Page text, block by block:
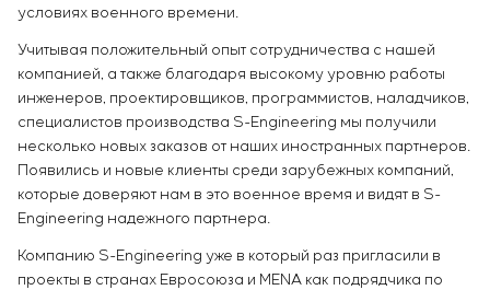
Разработка систем управления
условиях военного времени.
Учитывая положительный опыт сотрудничества с нашей
компанией, а также благодаря высокому уровню работы
инженеров, проектировщиков, программистов, наладчиков,
специалистов производства S-Engineering мы получили
несколько новых заказов от наших иностранных партнеров.
Появились и новые клиенты среди зарубежных компаний,
которые доверяют нам в это военное время и видят в S-
Engineering надежного партнера.
Компанию S-Engineering уже в который раз пригласили в
проекты в странах Евросоюза и MENA как подрядчика по